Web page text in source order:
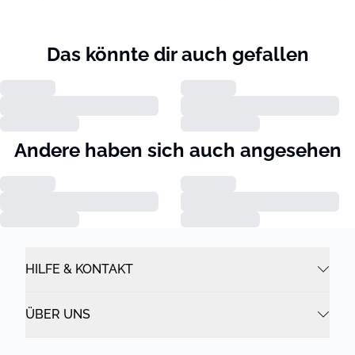
Das könnte dir auch gefallen
Andere haben sich auch angesehen
HILFE & KONTAKT
ÜBER UNS